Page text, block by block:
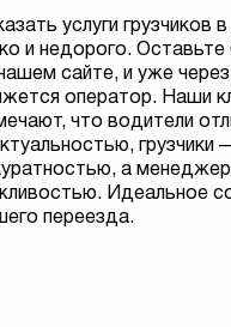
услуги грузчиков
и недорого.
сайте, и уже
оператор. Наши
что водители
грузчики
а
Идеальное
переезда.